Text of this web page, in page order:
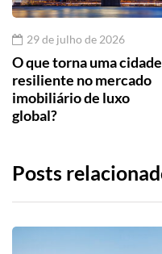
29 de julho de 2026
O que torna uma cidade
resiliente no mercado
imobiliário de luxo
global?
Posts